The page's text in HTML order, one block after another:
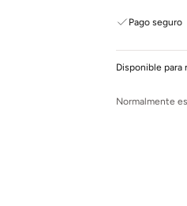
Pago seguro
Disponible para
Normalmente